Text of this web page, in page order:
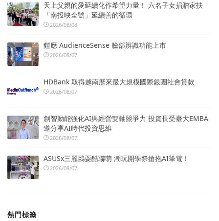
天上父親的愛延續化作希望力量！ 六名子女捐贈家扶
「南投映全號」延續善的循環
2026/08/08
鎧應 AudienceSense 臉部辨識功能上市
2026/08/07
HDBank 取得越南歷來最大規模國際銀團社會貸款
2026/08/07
創智動能強化AI與經營雙軸競爭力 投資長受臺大EMBA
邀分享AI時代投資思維
2026/08/07
ASUSx三麗鷗耍酷聯萌 潮玩開學祭搶抱AI筆電！
2026/08/07
熱門標籤